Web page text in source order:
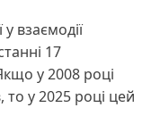
взаємодії
17
у 2008 році
то у 2025 році цей